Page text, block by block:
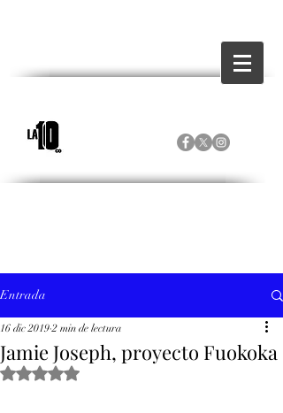
Entrada
Jamie Joseph, proyecto Fuokoka
16 dic 2019 2 min de lectura
Obtuvo NaN de 5 estrellas.